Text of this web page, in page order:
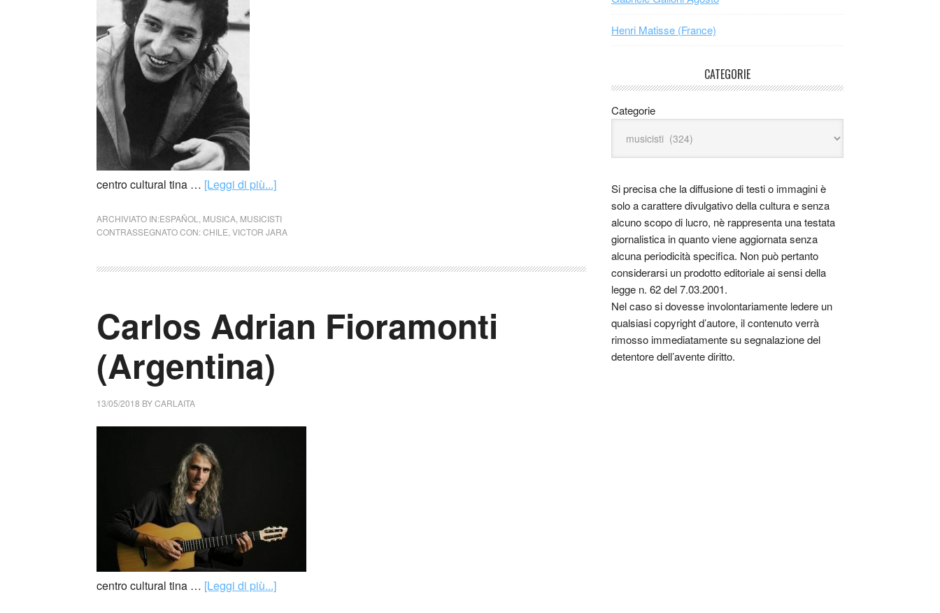
centro cultural tina … [Leggi di più...]
ARCHIVIATO IN:ESPAÑOL MUSICA MUSICISTI
CONTRASSEGNATO CON:CHILE VICTOR JARA
Carlos Adrian Fioramonti
(Argentina)
13/05/2018 BYCARLAITA
centro cultural tina … [Leggi di più...]
Henri Matisse (France)
CATEGORIE
Categorie
Si precisa che la diffusione di testi o immagini è
solo a carattere divulgativo della cultura e senza
alcuno scopo di lucro, nè rappresenta una testata
giornalistica in quanto viene aggiornata senza
alcuna periodicità specifica. Non può pertanto
considerarsi un prodotto editoriale ai sensi della
legge n. 62 del 7.03.2001.
Nel caso si dovesse involontariamente ledere un
qualsiasi copyright d’autore, il contenuto verrà
rimosso immediatamente su segnalazione del
detentore dell’avente diritto.